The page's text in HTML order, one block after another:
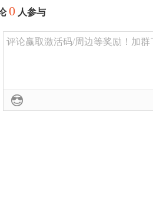
0 人参与
评论赢取激活码/周边等奖励！加群